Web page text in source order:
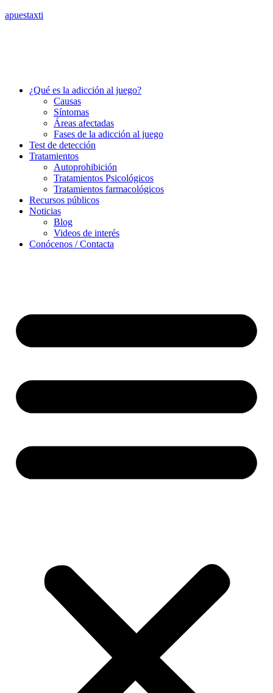
apuestaxti
¿Qué es la adicción al juego?
Causas
Síntomas
Áreas afectadas
Fases de la adicción al juego
Test de detección
Tratamientos
Autoprohibición
Tratamientos Psicológicos
Tratamientos farmacológicos
Recursos públicos
Noticias
Blog
Videos de interés
Conócenos / Contacta